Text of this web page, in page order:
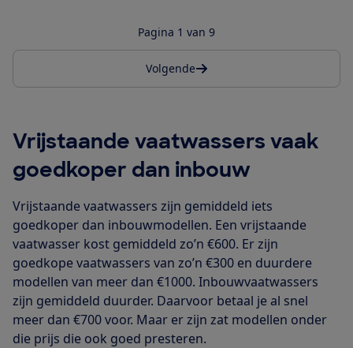
Pagina 1 van 9
Volgende
Vrijstaande vaatwassers vaak
goedkoper dan inbouw
Vrijstaande vaatwassers zijn gemiddeld iets
goedkoper dan inbouwmodellen. Een vrijstaande
vaatwasser kost gemiddeld zo’n €600. Er zijn
goedkope vaatwassers van zo’n €300 en duurdere
modellen van meer dan €1000. Inbouwvaatwassers
zijn gemiddeld duurder. Daarvoor betaal je al snel
meer dan €700 voor. Maar er zijn zat modellen onder
die prijs die ook goed presteren.